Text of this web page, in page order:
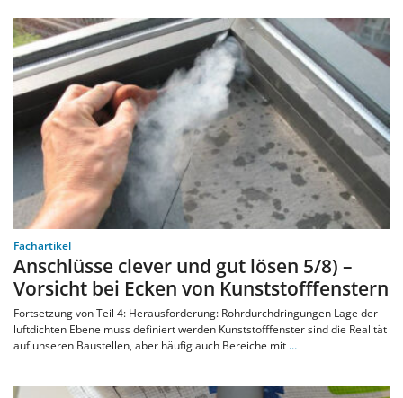
Fachartikel
Anschlüsse clever und gut lösen 5/8) –
Vorsicht bei Ecken von Kunststofffenstern
Fortsetzung von Teil 4: Herausforderung: Rohrdurchdringungen Lage der
luftdichten Ebene muss definiert werden Kunststofffenster sind die Realität
auf unseren Baustellen, aber häufig auch Bereiche mit …